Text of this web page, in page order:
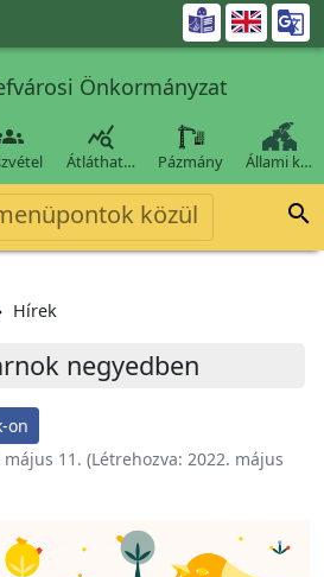

Önkormányzat

Átláthat… Pázmány Állami k…
közül 
Hírek
negyedben
on
május 11. (Létrehozva: 2022. május